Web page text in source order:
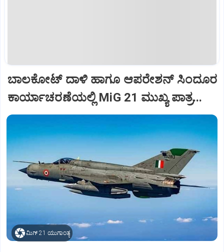
ಬಾಲಕೋಟ್‌ ದಾಳಿ ಹಾಗೂ ಆಪರೇಶನ್‌ ಸಿಂದೂರ
ಕಾರ್ಯಾಚರಣೆಯಲ್ಲಿ MiG 21 ಮುಖ್ಯ ಪಾತ್ರ...
ಮಿಗ್‌ 21 ಯುಗಾಂತ್ಯ